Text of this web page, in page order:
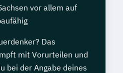
vor allem auf
Das
mit Vorurteilen und
bei der Angabe deines